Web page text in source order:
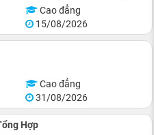
Cao đẳng
15/08/2026
Cao đẳng
31/08/2026
Hợp